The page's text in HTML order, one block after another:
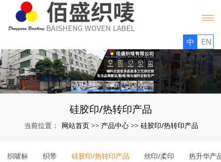
中 EN
硅胶印/热转印产品
当前位置： 网站首页>> 产品中心>> 硅胶印/热转印产品
织唛标 织带 硅胶印/热转印产品 丝印/柔印 热升华产